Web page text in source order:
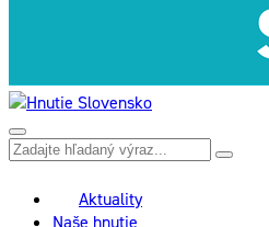
Aktuality
Naše hnutie